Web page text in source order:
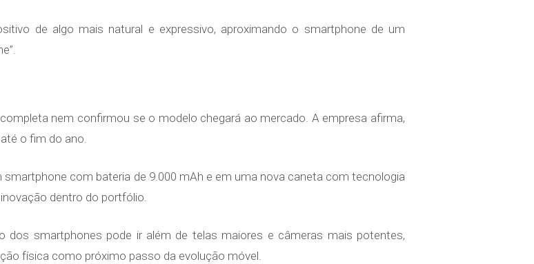
de algo mais natural e expressivo, aproximando o smartphone de um
nem confirmou se o modelo chegará ao mercado. A empresa afirma,
o fim do ano.
com bateria de 9.000 mAh e em uma nova caneta com tecnologia
dentro do portfólio.
dos smartphones pode ir além de telas maiores e câmeras mais potentes,
física como próximo passo da evolução móvel.